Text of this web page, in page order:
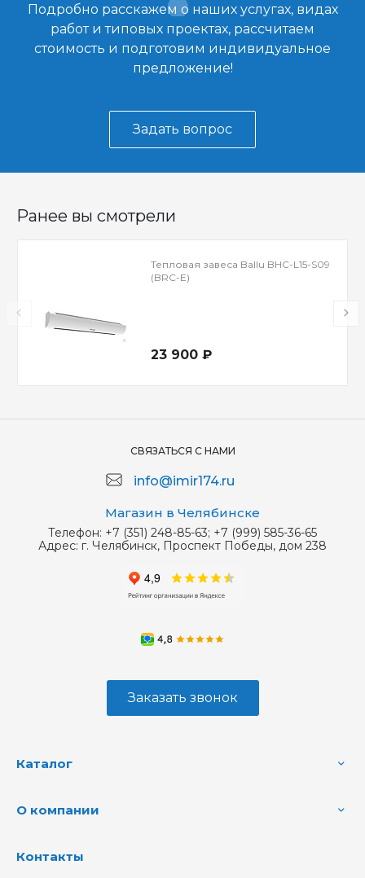
Подробно расскажем о наших услугах, видах
работ и типовых проектах, рассчитаем
стоимость и подготовим индивидуальное
предложение!
Задать вопрос
Ранее вы смотрели
Тепловая завеса Ballu BHC-L15-S09
(BRC-E)
23 900 ₽
СВЯЗАТЬСЯ С НАМИ
info@imir174.ru
Магазин в Челябинске
Телефон: +7 (351) 248-85-63; +7 (999) 585-36-65
Адрес: г. Челябинск, Проспект Победы, дом 238
Заказать звонок
Каталог
О компании
Контакты